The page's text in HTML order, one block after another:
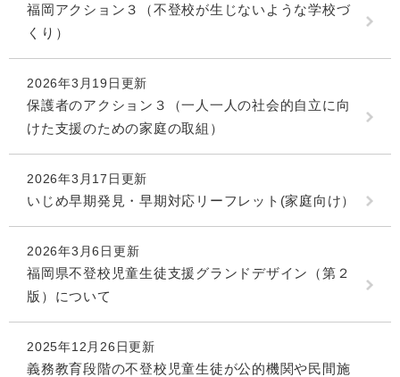
福岡アクション３（不登校が生じないような学校づ
くり）
2026年3月19日更新
保護者のアクション３（一人一人の社会的自立に向
けた支援のための家庭の取組）
2026年3月17日更新
いじめ早期発見・早期対応リーフレット(家庭向け）
2026年3月6日更新
福岡県不登校児童生徒支援グランドデザイン（第２
版）について
2025年12月26日更新
義務教育段階の不登校児童生徒が公的機関や民間施